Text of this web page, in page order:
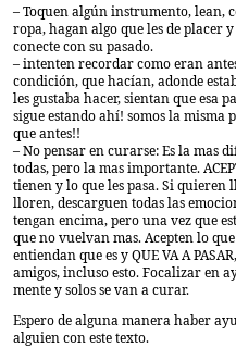
– Toquen algún instrumento, lean,
ropa, hagan algo que les de placer
conecte con su pasado.
– intenten recordar como eran
condición, que hacían, adonde
les gustaba hacer, sientan que esa
sigue estando ahí! somos la misma
que antes!!
– No pensar en curarse: Es la mas
todas, pero la mas importante.
tienen y lo que les pasa. Si quieren
lloren, descarguen todas las
tengan encima, pero una vez que
que no vuelvan mas. Acepten lo que
entiendan que es y QUE VA A
amigos, incluso esto. Focalizar en
mente y solos se van a curar.
Espero de alguna manera haber
alguien con este texto.